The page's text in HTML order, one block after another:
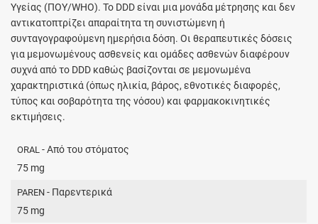
Υγείας (ΠΟΥ/WHO). Το DDD είναι μια μονάδα μέτρησης και δεν
αντικατοπτρίζει απαραίτητα τη συνιστώμενη ή
συνταγογραφούμενη ημερήσια δόση. Οι θεραπευτικές δόσεις
για μεμονωμένους ασθενείς και ομάδες ασθενών διαφέρουν
συχνά από το DDD καθώς βασίζονται σε μεμονωμένα
χαρακτηριστικά (όπως ηλικία, βάρος, εθνοτικές διαφορές,
τύπος και σοβαρότητα της νόσου) και φαρμακοκινητικές
εκτιμήσεις.
ORAL - Από του στόματος
75 mg
PAREN - Παρεντερικά
75 mg